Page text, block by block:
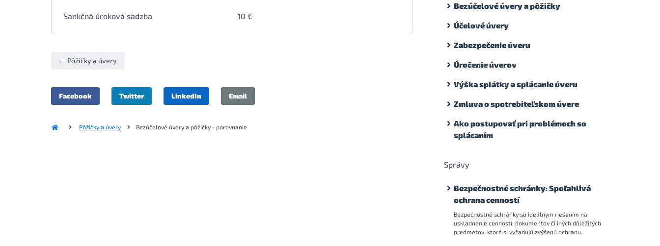
Sankčná úroková sadzba 10 €
← Pôžičky a úvery
Facebook Twitter LinkedIn Email
Pôžičky a úvery Bezúčelové úvery a pôžičky - porovnanie
Bezúčelové úvery a pôžičky
Účelové úvery
Zabezpečenie úveru
Úročenie úverov
Výška splátky a splácanie úveru
Zmluva o spotrebiteľskom úvere
Ako postupovať pri problémoch so
splácaním
Správy
Bezpečnostné schránky: Spoľahlivá
ochrana cenností
Bezpečnostné schránky sú ideálnym riešením na
uskladnenie cenností, dokumentov či iných dôležitých
predmetov, ktoré si vyžadujú zvýšenú ochranu.